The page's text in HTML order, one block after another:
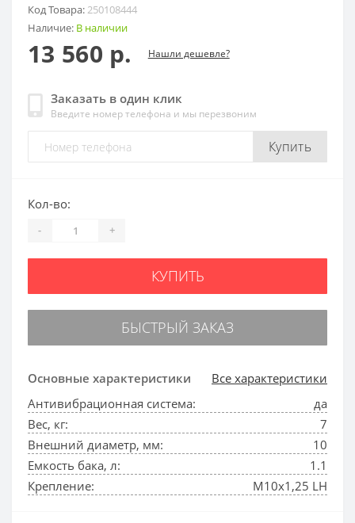
Код Товара:250108444
Наличие: В наличии
13 560 р. Нашли дешевле?
Заказать в один клик
Введите номер телефона и мы перезвоним
Купить
Основные характеристики
Все характеристики
Антивибрационная система:
да
Вес, кг:
7
Внешний диаметр, мм:
10
Емкость бака, л:
1.1
Крепление:
М10х1,25 LH
Кол-во:
- +
КУПИТЬ
БЫСТРЫЙ ЗАКАЗ